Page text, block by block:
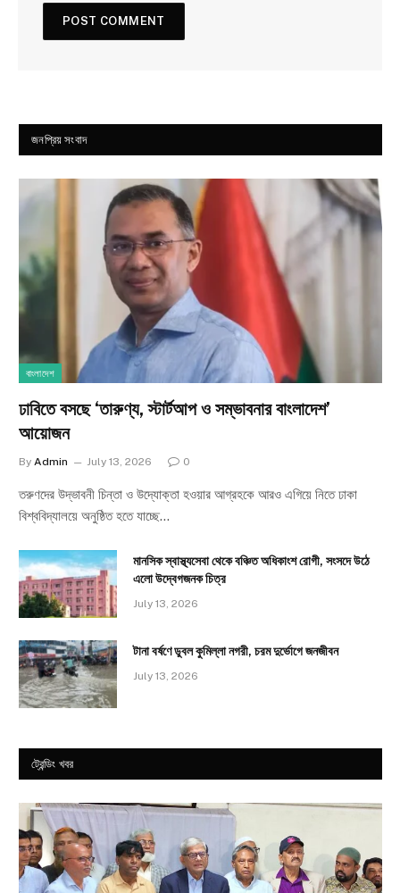
জনপ্রিয় সংবাদ
বাংলাদেশ
ঢাবিতে বসছে ‘তারুণ্য, স্টার্টআপ ও সম্ভাবনার বাংলাদেশ’
আয়োজন
By Admin July 13, 2026 0
তরুণদের উদ্ভাবনী চিন্তা ও উদ্যোক্তা হওয়ার আগ্রহকে আরও এগিয়ে নিতে ঢাকা
বিশ্ববিদ্যালয়ে অনুষ্ঠিত হতে যাচ্ছে…
মানসিক স্বাস্থ্যসেবা থেকে বঞ্চিত অধিকাংশ রোগী, সংসদে উঠে
এলো উদ্বেগজনক চিত্র
July 13, 2026
টানা বর্ষণে ডুবল কুমিল্লা নগরী, চরম দুর্ভোগে জনজীবন
July 13, 2026
ট্রেন্ডিং খবর